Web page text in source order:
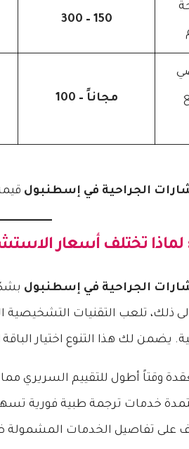
150 – 300
مجاناً – 100
الجراحية في إسطنبول
تختلف أسعار
الجراحية في إسطنبول
ذلك، تلعب التقنيات التشخيصية
يضمن لك هذا التنوع اختيار
وقتاً أطول للتقييم السريري
خدمات ترجمة طبية فورية
على تفاصيل الخدمات المشمولة